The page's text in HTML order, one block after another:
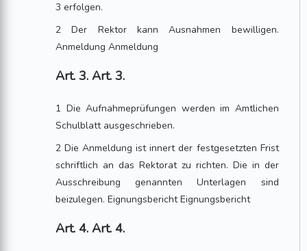
3 erfolgen.
2 Der Rektor kann Ausnahmen bewilligen.
Anmeldung Anmeldung
Art. 3. Art. 3.
1 Die Aufnahmeprüfungen werden im Amtlichen
Schulblatt ausgeschrieben.
2 Die Anmeldung ist innert der festgesetzten Frist
schriftlich an das Rektorat zu richten. Die in der
Ausschreibung genannten Unterlagen sind
beizulegen. Eignungsbericht Eignungsbericht
Art. 4. Art. 4.